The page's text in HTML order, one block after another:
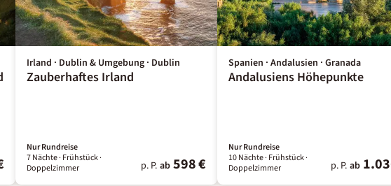
Irland · Dublin & Umgebung · Dublin
Zauberhaftes Irland
Nur Rundreise
7 Nächte· Frühstück·
Doppelzimmer
p. P. ab 598 €
Spanien · Andalusien · Granada
Andalusiens Höhepunkte
Nur Rundreise
10 Nächte· Frühstück·
Doppelzimmer
p. P. ab